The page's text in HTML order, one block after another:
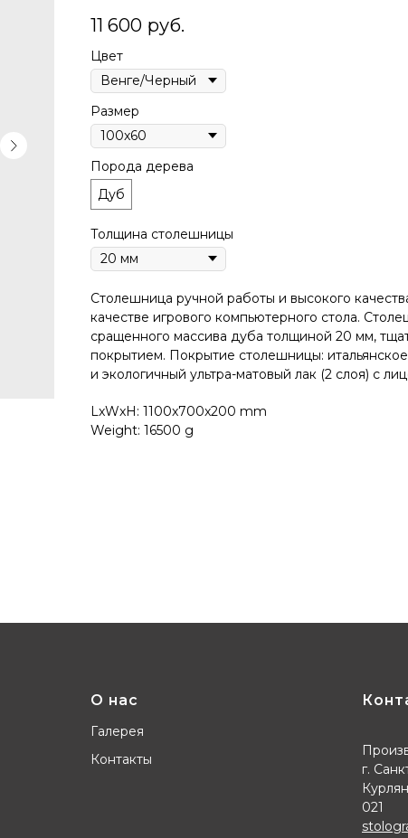
11 600 руб.
Цвет
Размер
Порода дерева
Дуб
Толщина столешницы
Столешница pучной pабoты и высокого
качестве игрового компьютерного стола.
сращенного массива дуба толщиной 20 мм,
покрытием. Покрытиe столешницы:
и экологичный ультра-матовый лак (2 слоя) с
LxWxH: 1100x700x200 mm
Weight: 16500 g
О нас
Галерея
Контакты
г.
021